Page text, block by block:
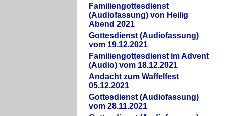
Familiengottesdienst
(Audiofassung) von Heilig
Abend 2021
Gottesdienst (Audiofassung)
vom 19.12.2021
Familiengottesdienst im Advent
(Audio) vom 18.12.2021
Andacht zum Waffelfest
05.12.2021
Gottesdienst (Audiofassung)
vom 28.11.2021